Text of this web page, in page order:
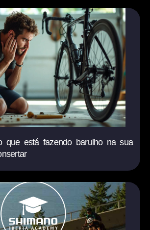
que está fazendo barulho na sua